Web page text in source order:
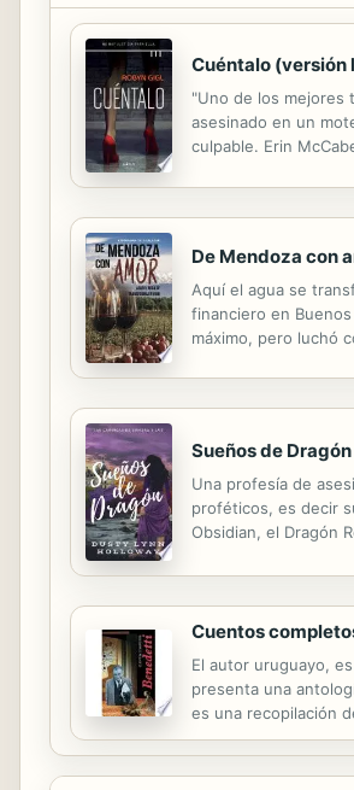
Cuéntalo
"Uno de los mejores
asesinado en un
culpable. Erin
De Mendoza con
Aquí el agua se
financiero en
máximo, pero luchó
Sueños de Dragón
Una profesía de
proféticos, es decir
Obsidian, el Dragón
Cuentos
El autor uruguayo,
presenta una
es una recopilación
también la enorme